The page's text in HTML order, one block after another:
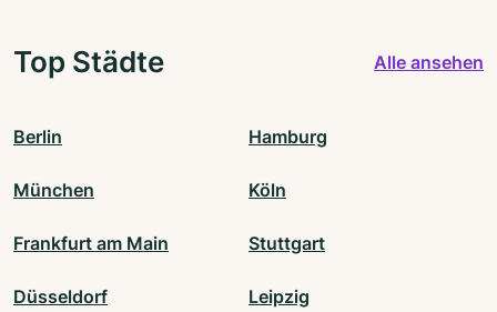
Top Städte Alle ansehen
Berlin Hamburg
München Köln
Frankfurt am Main Stuttgart
Düsseldorf Leipzig